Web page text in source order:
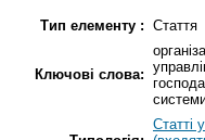
Тип елементу : Стаття
Ключові слова:
Статті